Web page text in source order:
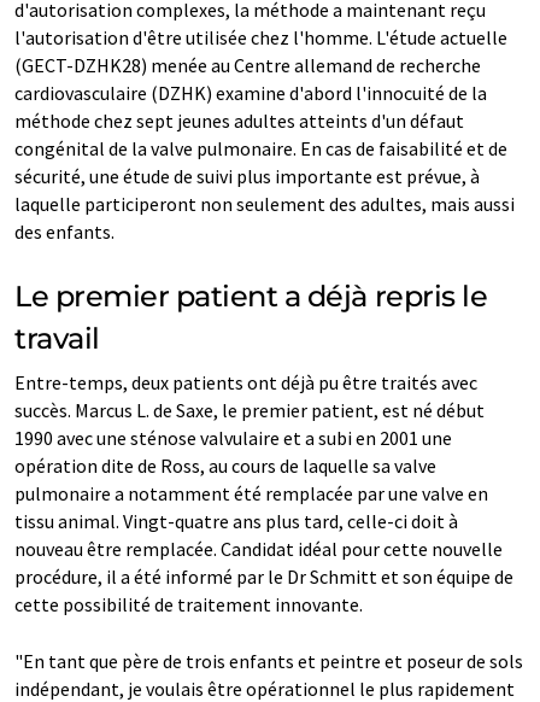
d'autorisation complexes, la méthode a maintenant reçu
l'autorisation d'être utilisée chez l'homme. L'étude actuelle
(GECT-DZHK28) menée au Centre allemand de recherche
cardiovasculaire (DZHK) examine d'abord l'innocuité de la
méthode chez sept jeunes adultes atteints d'un défaut
congénital de la valve pulmonaire. En cas de faisabilité et de
sécurité, une étude de suivi plus importante est prévue, à
laquelle participeront non seulement des adultes, mais aussi
des enfants.
Le premier patient a déjà repris le
travail
Entre-temps, deux patients ont déjà pu être traités avec
succès. Marcus L. de Saxe, le premier patient, est né début
1990 avec une sténose valvulaire et a subi en 2001 une
opération dite de Ross, au cours de laquelle sa valve
pulmonaire a notamment été remplacée par une valve en
tissu animal. Vingt-quatre ans plus tard, celle-ci doit à
nouveau être remplacée. Candidat idéal pour cette nouvelle
procédure, il a été informé par le Dr Schmitt et son équipe de
cette possibilité de traitement innovante.
"En tant que père de trois enfants et peintre et poseur de sols
indépendant, je voulais être opérationnel le plus rapidement